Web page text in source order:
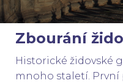
Zbourání
Historické židovské
mnoho staletí. První